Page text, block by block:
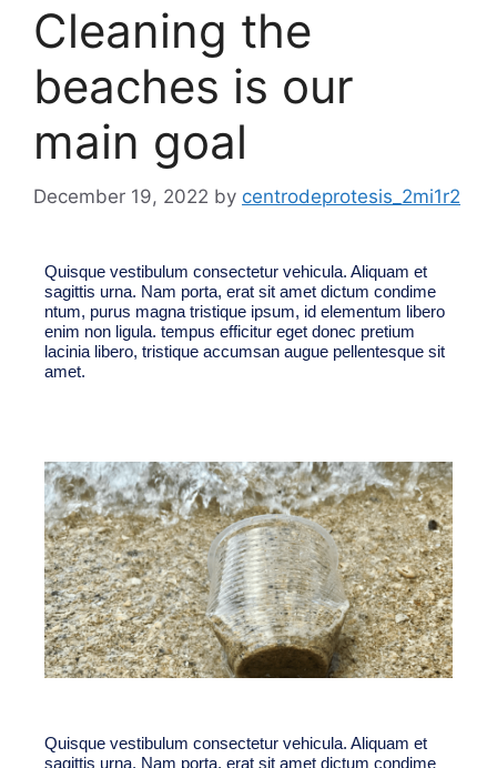
Cleaning the
beaches is our
main goal
December 19, 2022 by centrodeprotesis_2mi1r2
Quisque vestibulum consectetur vehicula. Aliquam et
sagittis urna. Nam porta, erat sit amet dictum condime
ntum, purus magna tristique ipsum, id elementum libero
enim non ligula. tempus efficitur eget donec pretium
lacinia libero, tristique accumsan augue pellentesque sit
amet.
Quisque vestibulum consectetur vehicula. Aliquam et
sagittis urna. Nam porta, erat sit amet dictum condime